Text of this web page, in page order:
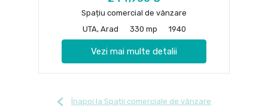
Spațiu comercial de vânzare
UTA, Arad
330 mp 1940
Vezi mai multe detalii
Înapoi la Spații comerciale de vânzare